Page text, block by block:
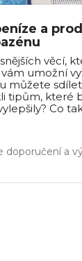
a
věcí,
umožní
můžete
tipům, které
Co
doporučení a